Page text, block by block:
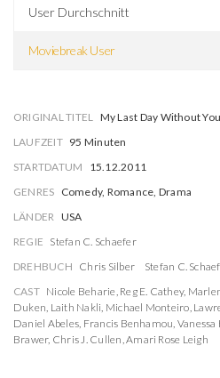
User Durchschnitt
Moviebreak User
ORIGINAL TITEL My Last Day Without You
LAUFZEIT 95 Minuten
STARTDATUM
15.12.2011
GENRES Comedy, Romance, Drama
LÄNDER USA
REGIE Stefan C. Schaefer
DREHBUCH Chris Silber
Stefan C.
CAST Nicole Beharie, Reg E. Cathey,
Duken, Laith Nakli, Michael Monteiro,
Daniel Abeles, Francis Benhamou, Vanessa
Brawer, Chris J. Cullen,Amari Rose Leigh